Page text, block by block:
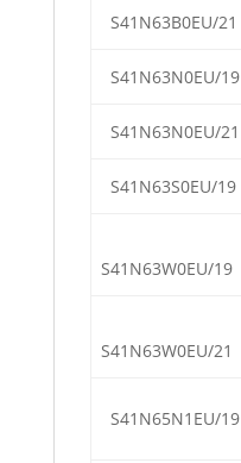
S41N63B0EU/21
S41N63N0EU/19
S41N63N0EU/21
S41N63S0EU/19
S41N63W0EU/19
S41N63W0EU/21
S41N65N1EU/19